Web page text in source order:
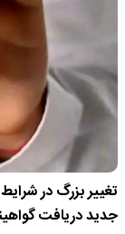
تغییر بزرگ در
جدید دریافت